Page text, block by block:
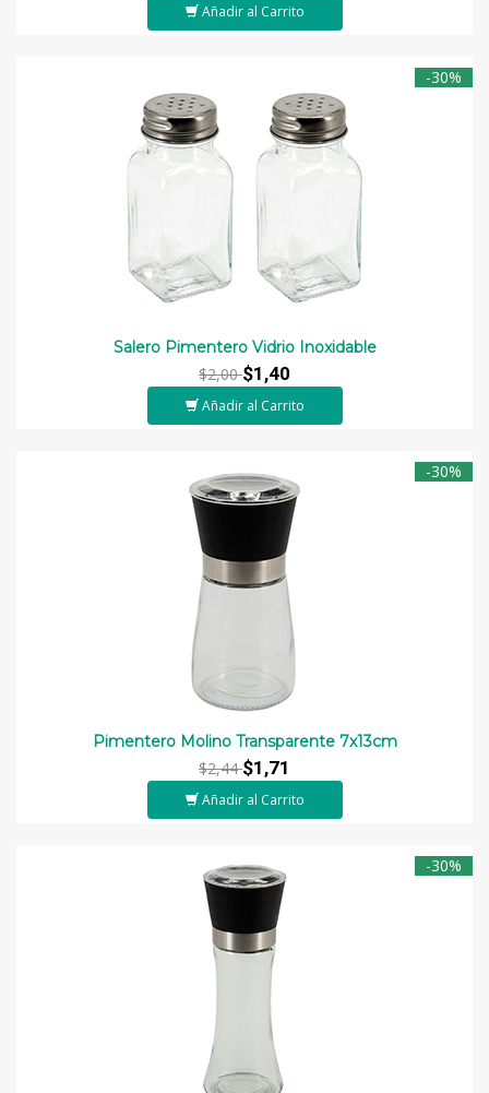
Añadir al Carrito
-30%
Salero Pimentero Vidrio Inoxidable
$2,00$1,40
Añadir al Carrito
-30%
Pimentero Molino Transparente 7x13cm
$2,44$1,71
Añadir al Carrito
-30%